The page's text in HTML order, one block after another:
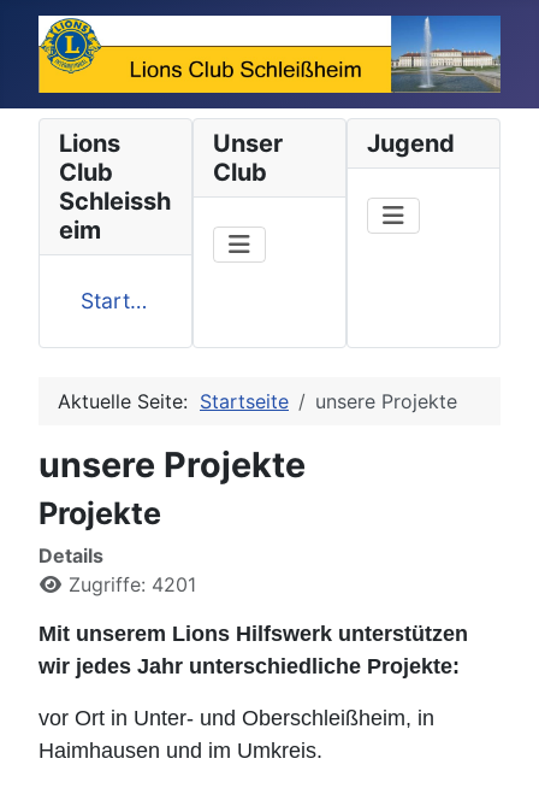
Lions
Club
Schleissh
eim
Startseite
Unser
Club
Jugend
Aktuelle Seite: Startseite unsere Projekte
unsere Projekte
Projekte
Details
Zugriffe: 4201
Mit unserem Lions Hilfswerk unterstützen
wir jedes Jahr unterschiedliche Projekte:
vor Ort in Unter- und Oberschleißheim, in
Haimhausen und im Umkreis.